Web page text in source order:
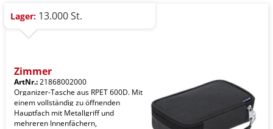
Lager: 13.000 St.
Zimmer
ArtNr.:21868002000
Organizer-Tasche aus RPET 600D. Mit
einem vollständig zu öffnenden
Hauptfach mit Metallgriff und
mehreren Innenfächern,